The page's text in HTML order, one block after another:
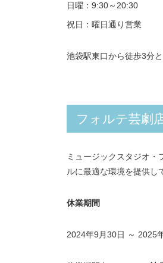
日曜：9:30～20:30
祝日：曜日通り営業
池袋駅東口から徒歩3分
フォルテ芸劇
ミュージックスタジオ
ルに最適な環境を提供し
休業期間
2024年9月30日 ～ 2025